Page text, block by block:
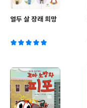
열두 살 장래 희망